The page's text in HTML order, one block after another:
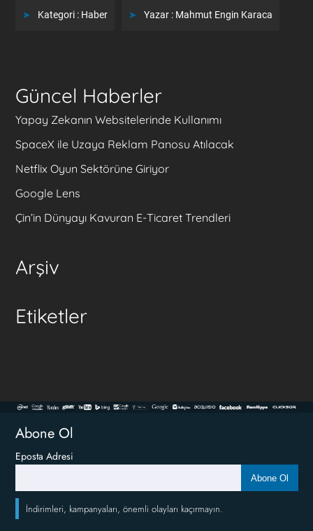
Kategori : Haber Yazar : Mahmut Engin Karaca
Güncel Haberler
Yapay Zekanın Websitelerinde Kullanımı
SpaceX ile Uzaya Reklam Panosu Atılacak
Netflix Oyun Sektörüne Giriyor
Google Lens
Çin’in Dünyayı Kavuran E-Ticaret Trendleri
Arşiv
Etiketler
Abone Ol
Eposta Adresi
Abone Ol
İndirimleri, kampanyaları, önemli olayları kaçırmayın.